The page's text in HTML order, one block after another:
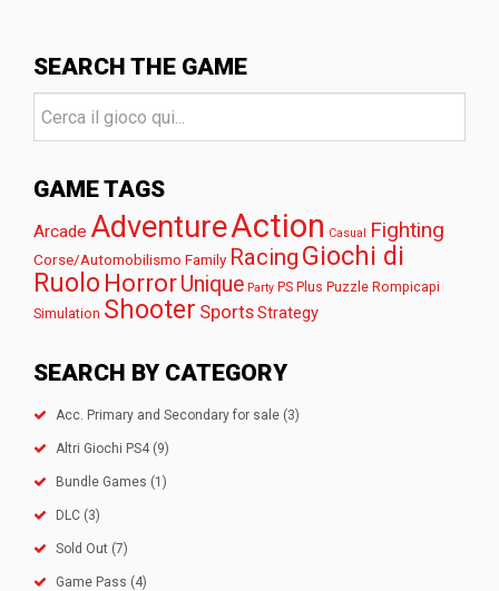
SEARCH THE GAME
GAME TAGS
Arcade AdventureAction Casual Fighting
Corse/Automobilismo Family Racing Giochi di
RuoloHorrorUnique Party PS Plus Puzzle Rompicapi
Simulation Shooter SportsStrategy
SEARCH BY CATEGORY
Acc. Primary and Secondary for sale (3)
Altri Giochi PS4 (9)
Bundle Games (1)
DLC (3)
Sold Out (7)
Game Pass (4)